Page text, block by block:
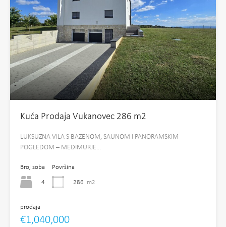
Kuća Prodaja Vukanovec 286 m2
LUKSUZNA VILA S BAZENOM, SAUNOM I PANORAMSKIM
POGLEDOM – MEĐIMURJE…
Broj soba
4
Površina
286 m2
prodaja
€1,040,000